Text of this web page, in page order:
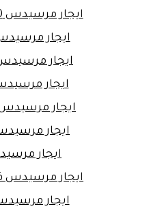
ايجار مرسيدس c180 بالقاهرة
ايجار
ايجار
ايجار
ايجار مرسيدس
ايجار
ايجار
ايجار مرسيدس
ايجار